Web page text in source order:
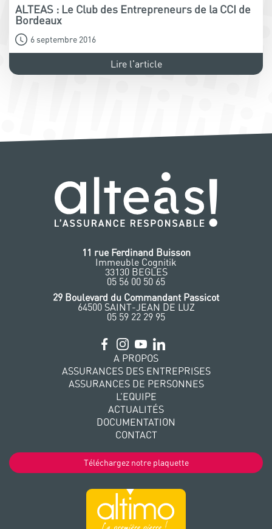
ALTEAS : Le Club des Entrepreneurs de la CCI de
Bordeaux
6 septembre 2016
Lire l'article
11 rue Ferdinand Buisson
Immeuble Cognitik
33130 BEGLES
‭05 56 00 50 65
‭29 Boulevard du Commandant Passicot
64500 SAINT-JEAN DE LUZ
05 59 22 29 95
A PROPOS
ASSURANCES DES ENTREPRISES
ASSURANCES DE PERSONNES
L’EQUIPE
ACTUALITÉS
DOCUMENTATION
CONTACT
Téléchargez notre plaquette